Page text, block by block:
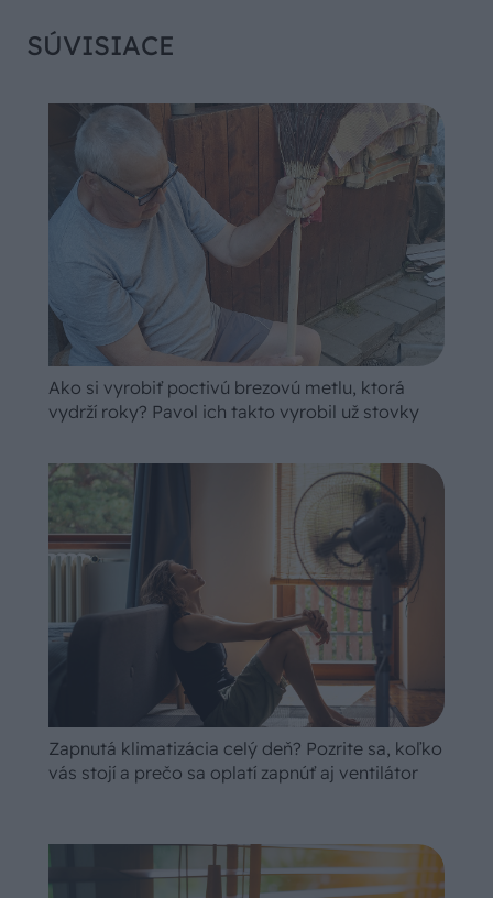
SÚVISIACE
Ako si vyrobiť poctivú brezovú metlu, ktorá
vydrží roky? Pavol ich takto vyrobil už stovky
Zapnutá klimatizácia celý deň? Pozrite sa, koľko
vás stojí a prečo sa oplatí zapnúť aj ventilátor